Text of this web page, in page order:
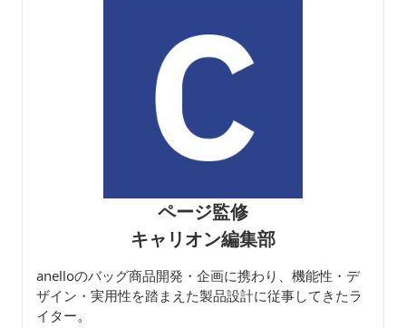
ページ監修
キャリオン編集部
anelloのバッグ商品開発・企画に携わり、機能性・デ
ザイン・実用性を踏まえた製品設計に従事してきたラ
イター。